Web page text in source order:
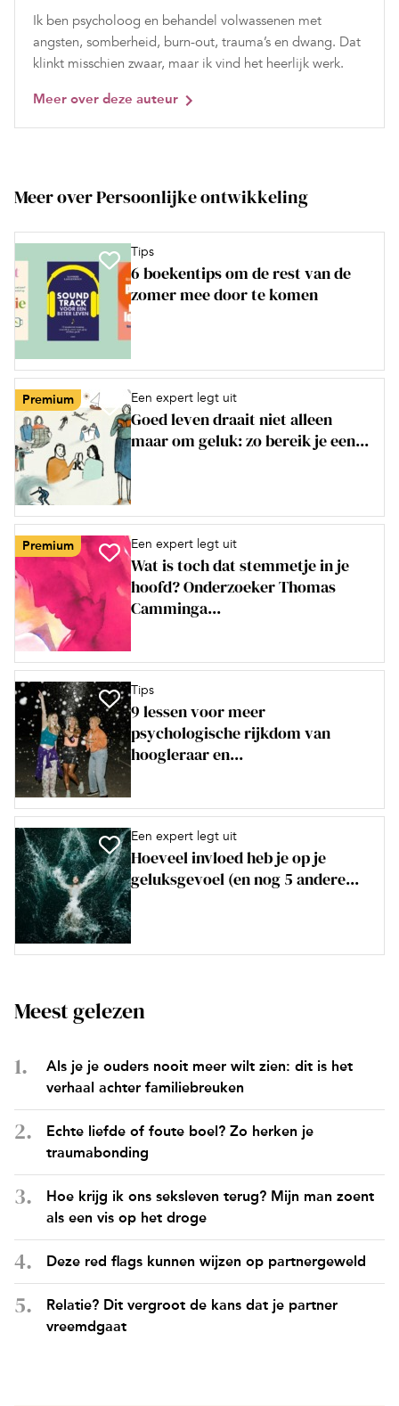
Ik ben psycholoog en behandel volwassenen met
angsten, somberheid, burn-out, trauma’s en dwang. Dat
klinkt misschien zwaar, maar ik vind het heerlijk werk.
Meer over deze auteur
Meer over Persoonlijke ontwikkeling
Tips
6 boekentips om de rest van de
zomer mee door te komen
Premium Een expert legt uit
Goed leven draait niet alleen
maar om geluk: zo bereik je een...
Premium Een expert legt uit
Wat is toch dat stemmetje in je
hoofd? Onderzoeker Thomas
Camminga...
Tips
9 lessen voor meer
psychologische rijkdom van
hoogleraar en...
Een expert legt uit
Hoeveel invloed heb je op je
geluksgevoel (en nog 5 andere...
Meest gelezen
Als je je ouders nooit meer wilt zien: dit is het
verhaal achter familiebreuken
Echte liefde of foute boel? Zo herken je
traumabonding
Hoe krijg ik ons seksleven terug? Mijn man zoent
als een vis op het droge
Deze red flags kunnen wijzen op partnergeweld
Relatie? Dit vergroot de kans dat je partner
vreemdgaat